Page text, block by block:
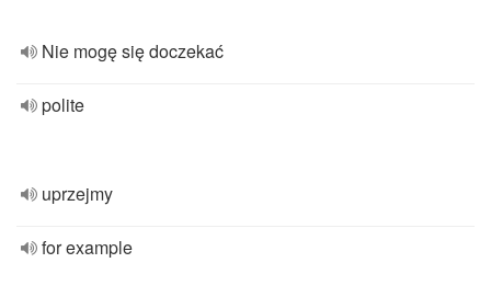
Nie mogę się doczekać
polite
uprzejmy
for example